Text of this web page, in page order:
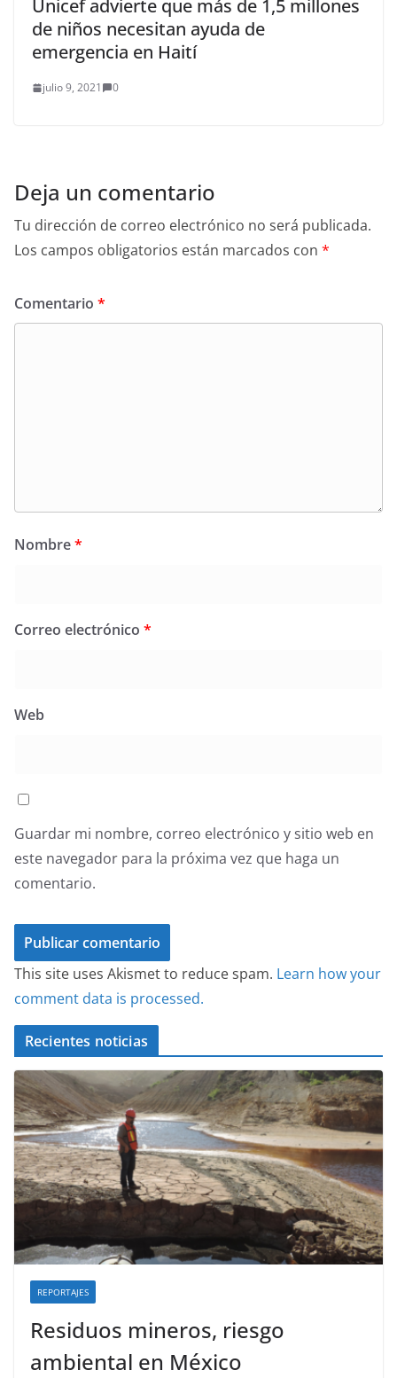
Unicef advierte que más de 1,5 millones
de niños necesitan ayuda de
emergencia en Haití
julio 9, 2021 0
Deja un comentario
Tu dirección de correo electrónico no será publicada.
Los campos obligatorios están marcados con *
Comentario *
Nombre*
Correo electrónico *
Web
Guardar mi nombre, correo electrónico y sitio web en
este navegador para la próxima vez que haga un
comentario.
This site uses Akismet to reduce spam. Learn how your
comment data is processed.
Recientes noticias
REPORTAJES
Residuos mineros, riesgo
ambiental en México